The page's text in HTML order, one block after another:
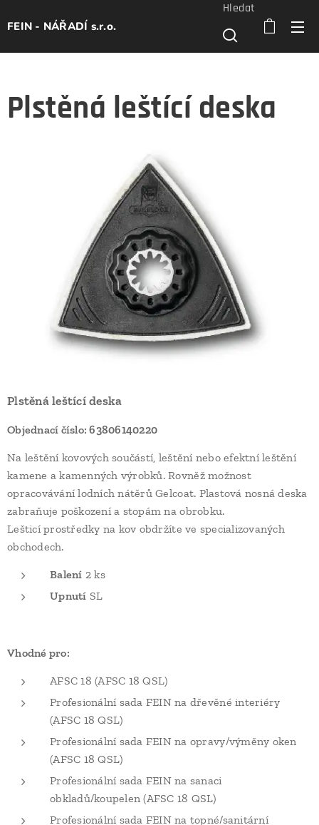
FEIN - NÁŘADÍ s.r.o.
Hledat
Plstěná leštící deska
Plstěná leštící deska
Objednací číslo: 63806140220
Na leštění kovových součástí, leštění nebo efektní leštění
kamene a kamenných výrobků. Rovněž možnost
opracovávání lodních nátěrů Gelcoat. Plastová nosná deska
zabraňuje poškození a stopám na obrobku.
Lešticí prostředky na kov obdržíte ve specializovaných
obchodech.
Balení 2 ks
Upnutí SL
Vhodné pro:
AFSC 18 (AFSC 18 QSL)
Profesionální sada FEIN na dřevěné interiéry
(AFSC 18 QSL)
Profesionální sada FEIN na opravy/výměny oken
(AFSC 18 QSL)
Profesionální sada FEIN na sanaci
obkladů/koupelen (AFSC 18 QSL)
Profesionální sada FEIN na topné/sanitární